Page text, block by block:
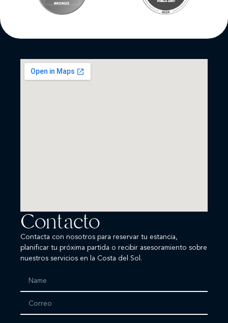
Contacto
Contacta con nosotros para reservar tu estancia,
planificar tu próxima partida o recibir asesoramiento sobre
nuestros servicios en la Costa del Sol.